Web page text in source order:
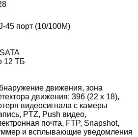
45 порт (10/100M)
12 ТБ
движения, зона
движения: 396 (22 х 18),
видеосигнала c камеры
PTZ, Push видео,
почта, FTP, Snapshot,
и всплывающие уведомления